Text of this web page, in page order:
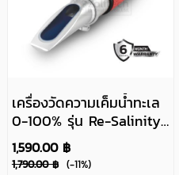
เครื่องวัดความเค็มน้ำทะเล
0-100% รุ่น Re-Salinity-
100
1,590.00 ฿
1,790.00 ฿ (-11%)